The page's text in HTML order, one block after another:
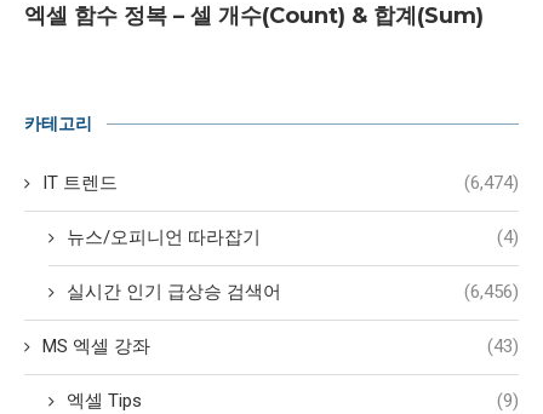
엑셀 함수 정복 – 셀 개수(Count) & 합계(Sum)
카테고리
IT 트렌드 (6,474)
뉴스/오피니언 따라잡기 (4)
실시간 인기 급상승 검색어 (6,456)
MS 엑셀 강좌 (43)
엑셀 Tips (9)